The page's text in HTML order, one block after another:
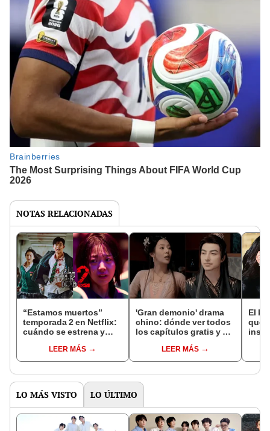
NOTAS RELACIONADAS
“Estamos muertos”
temporada 2 en Netflix:
cuándo se estrena y
temporadaLEER MÁS
'Gran demonio' drama
chino: dónde ver todos
los capítulos gratis y en
LEER MÁS
El k-
que
LO MÁS VISTO LO ÚLTIMO